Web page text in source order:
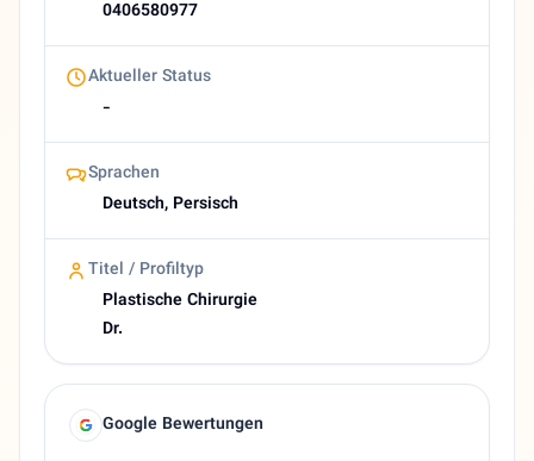
0406580977
Aktueller Status
-
Sprachen
Deutsch, Persisch
Titel / Profiltyp
Plastische Chirurgie
Dr.
Google Bewertungen